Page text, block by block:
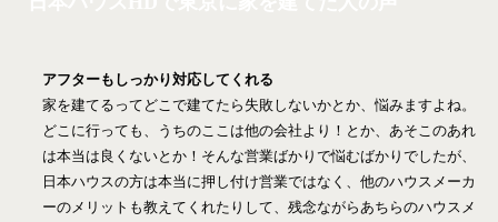
アフターもしっかり対応してくれる
家を建てるってどこで建てたら失敗しないかとか、悩みますよね。
どこに行っても、うちのここは他の会社より！とか、あそこのあれ
は本当は良くないとか！そんな営業ばかりで悩むばかりでしたが、
日本ハウスの方は本当に押し付け営業ではなく、他のハウスメーカ
ーのメリットも教えてくれたりして、残念ながらあちらのハウスメ